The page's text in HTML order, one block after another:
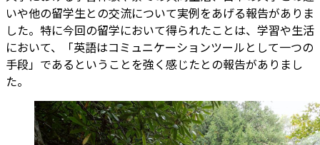
いや他の留学生との交流について実例をあげる報告がありま
した。特に今回の留学において得られたことは、学習や生活
において、「英語はコミュニケーションツールとして一つの
手段」であるということを強く感じたとの報告がありまし
た。